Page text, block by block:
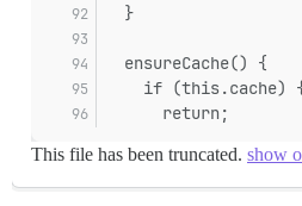
  }
  ensureCache() {
if (this.cache)
      return;
This file has been truncated. show